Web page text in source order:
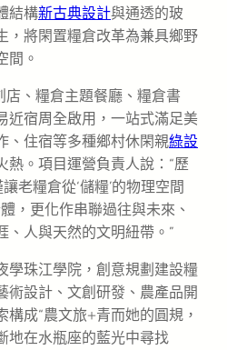
結構新古典設計與通透的玻
，將閑置糧倉改革為兼具鄉野
間。
、糧倉主題餐廳、糧倉書
近宿周全啟用，一站式滿足美
、住宿等多種鄉村休閑親綠設
熱。項目運營負責人說：“歷
老糧倉從‘儲糧’的物理空間
，更化作串聯過往與未來、
、人與天然的文明紐帶。”
學珠江學院，創意規劃建設糧
術設計、文創研發、農產品開
成“農文旅+青而她的圓規，
地在水瓶座的藍光中尋找